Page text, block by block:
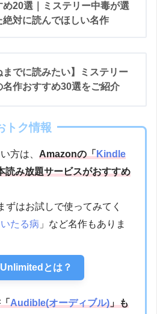
め20選｜ミステリー中毒が選
絶対に読んでほしい名作
までに読みたい】ミステリー
名作おすすめ30選をご紹介
トク情報
方は、 Amazonの「Kindle
読み放題サービスがおすすめ
ずはお試しで使ってみてく
たる病 」など名作もありま
とは？
Audible(オーディブル)」も